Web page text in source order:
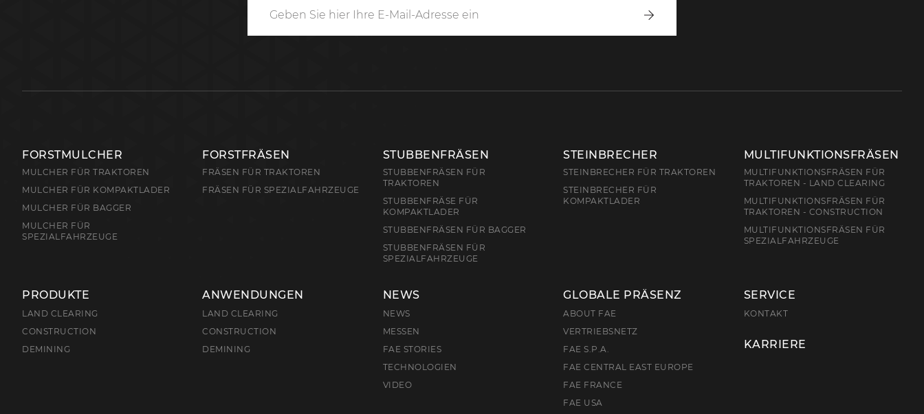
Anmelden
FORSTMULCHER
MULCHER FÜR TRAKTOREN
MULCHER FÜR KOMPAKTLADER
MULCHER FÜR BAGGER
MULCHER FÜR
SPEZIALFAHRZEUGE
FORSTFRÄSEN
FRÄSEN FÜR TRAKTOREN
FRÄSEN FÜR SPEZIALFAHRZEUGE
STUBBENFRÄSEN
STUBBENFRÄSEN FÜR
TRAKTOREN
STUBBENFRÄSE FÜR
KOMPAKTLADER
STUBBENFRÄSEN FÜR BAGGER
STUBBENFRÄSEN FÜR
SPEZIALFAHRZEUGE
STEINBRECHER
STEINBRECHER FÜR TRAKTOREN
STEINBRECHER FÜR
KOMPAKTLADER
MULTIFUNKTIONSFRÄSEN
MULTIFUNKTIONSFRÄSEN FÜR
TRAKTOREN - LAND CLEARING
MULTIFUNKTIONSFRÄSEN FÜR
TRAKTOREN - CONSTRUCTION
MULTIFUNKTIONSFRÄSEN FÜR
SPEZIALFAHRZEUGE
PRODUKTE
LAND CLEARING
CONSTRUCTION
DEMINING
ANWENDUNGEN
LAND CLEARING
CONSTRUCTION
DEMINING
NEWS
NEWS
MESSEN
FAE STORIES
TECHNOLOGIEN
VIDEO
GLOBALE PRÄSENZ
ABOUT FAE
VERTRIEBSNETZ
FAE S.P.A.
FAE CENTRAL EAST EUROPE
FAE FRANCE
FAE USA
SERVICE
KONTAKT
KARRIERE